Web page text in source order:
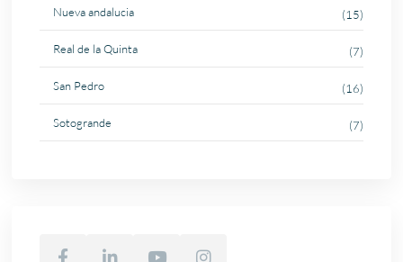
Nueva andalucia (15)
Real de la Quinta (7)
San Pedro (16)
Sotogrande (7)